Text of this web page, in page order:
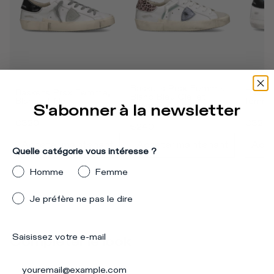
Acheter maintenant
Imprimé Animalier
Acheter maintenant
Compléter le look
S'abonner à la newsletter
Quelle catégorie vous intéresse ?
Homme
Femme
Je préfère ne pas le dire
Saisissez votre e-mail